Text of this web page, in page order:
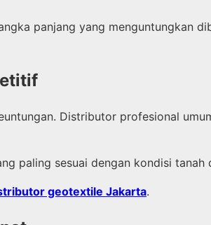
panjang yang menguntungkan
Distributor profesional
paling sesuai dengan kondisi tanah
geotextile Jakarta.